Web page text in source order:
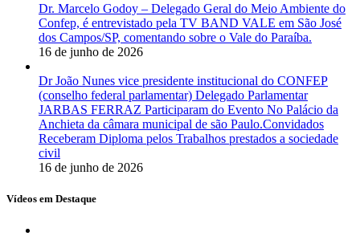
Dr. Marcelo Godoy – Delegado Geral do Meio Ambiente do
Confep, é entrevistado pela TV BAND VALE em São José
dos Campos/SP, comentando sobre o Vale do Paraíba.
16 de junho de 2026
Dr João Nunes vice presidente institucional do CONFEP
(conselho federal parlamentar) Delegado Parlamentar
JARBAS FERRAZ Participaram do Evento No Palácio da
Anchieta da câmara municipal de são Paulo.Convidados
Receberam Diploma pelos Trabalhos prestados a sociedade
civil
16 de junho de 2026
Vídeos em Destaque